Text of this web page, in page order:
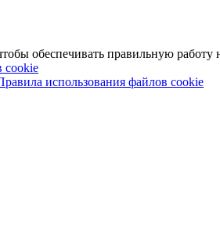
обеспечивать правильную работу
cookie
использования файлов cookie